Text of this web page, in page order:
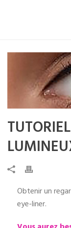
Obtenir un
eye-liner.